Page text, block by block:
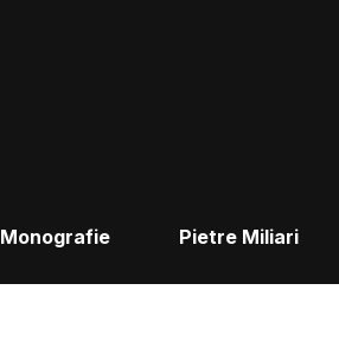
Monografie Pietre Miliari